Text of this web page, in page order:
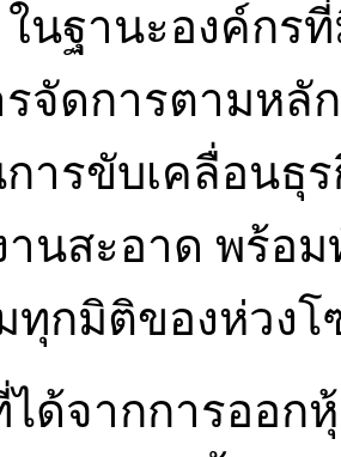
ในฐานะองค์ก
รจัดการตามหลั
ารขับเคลื่อนธุ
านสะอาด พร้อ
ทุกมิติของห่วง
ได้จากการออก